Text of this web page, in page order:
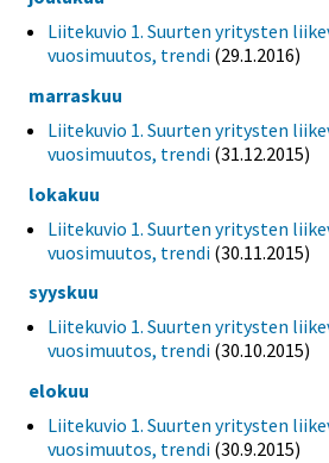
Liitekuvio 1. Suurten yritysten
vuosimuutos, trendi (29.1.2016)
marraskuu
Liitekuvio 1. Suurten yritysten
vuosimuutos, trendi (31.12.2015)
lokakuu
Liitekuvio 1. Suurten yritysten
vuosimuutos, trendi (30.11.2015)
syyskuu
Liitekuvio 1. Suurten yritysten
vuosimuutos, trendi (30.10.2015)
elokuu
Liitekuvio 1. Suurten yritysten
vuosimuutos, trendi (30.9.2015)